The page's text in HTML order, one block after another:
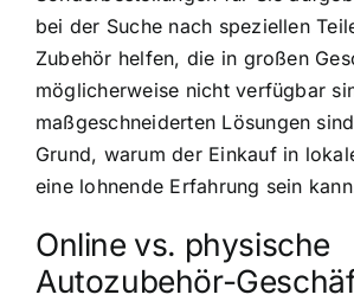
bei der Suche nach speziellen
Zubehör helfen, die in großen
möglicherweise nicht verfügbar
maßgeschneiderten Lösungen
Grund, warum der Einkauf in
eine lohnende Erfahrung sein
Online vs. physische
Autozubehör-